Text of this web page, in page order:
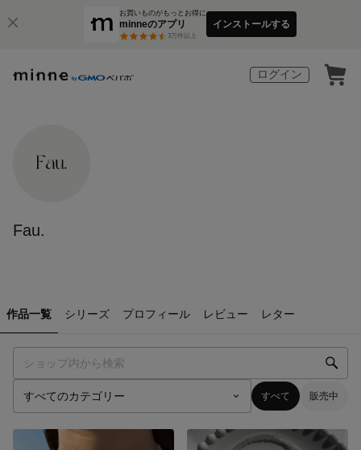
お買いものがもっとお得に
minneのアプリ
3万件以上
インストールする
ログイン
Fau.
作品一覧 シリーズ プロフィール レビュー レター
すべて 販売中